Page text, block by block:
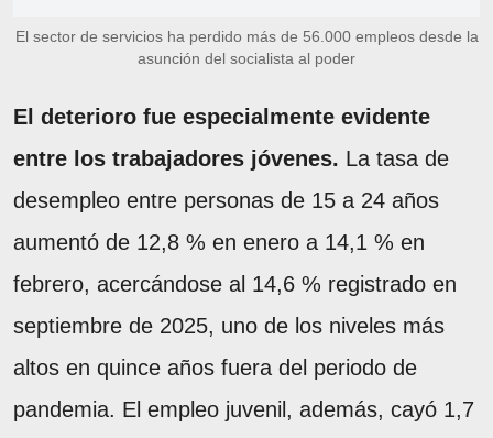
El sector de servicios ha perdido más de 56.000 empleos desde la
asunción del socialista al poder
El deterioro fue especialmente evidente
entre los trabajadores jóvenes. La tasa de
desempleo entre personas de 15 a 24 años
aumentó de 12,8 % en enero a 14,1 % en
febrero, acercándose al 14,6 % registrado en
septiembre de 2025, uno de los niveles más
altos en quince años fuera del periodo de
pandemia. El empleo juvenil, además, cayó 1,7